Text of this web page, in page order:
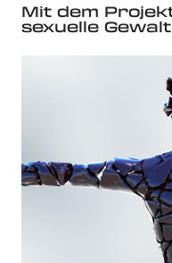
Mit dem
sexuelle Gewalt